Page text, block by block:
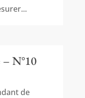
– N°10
de